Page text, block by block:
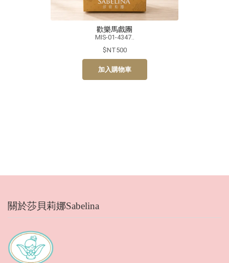
歡樂馬戲團
MIS-01-4347..
$NT500
加入購物車
關於莎貝莉娜Sabelina